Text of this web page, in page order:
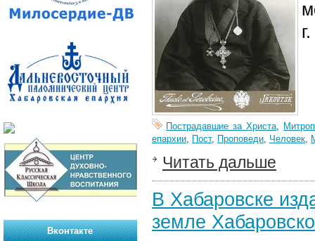
Пострадавшие за Христа,
епархии, Пост, Проповеди, Человек,
Читать дальше
В Хабаровске
земле
Вконтакте